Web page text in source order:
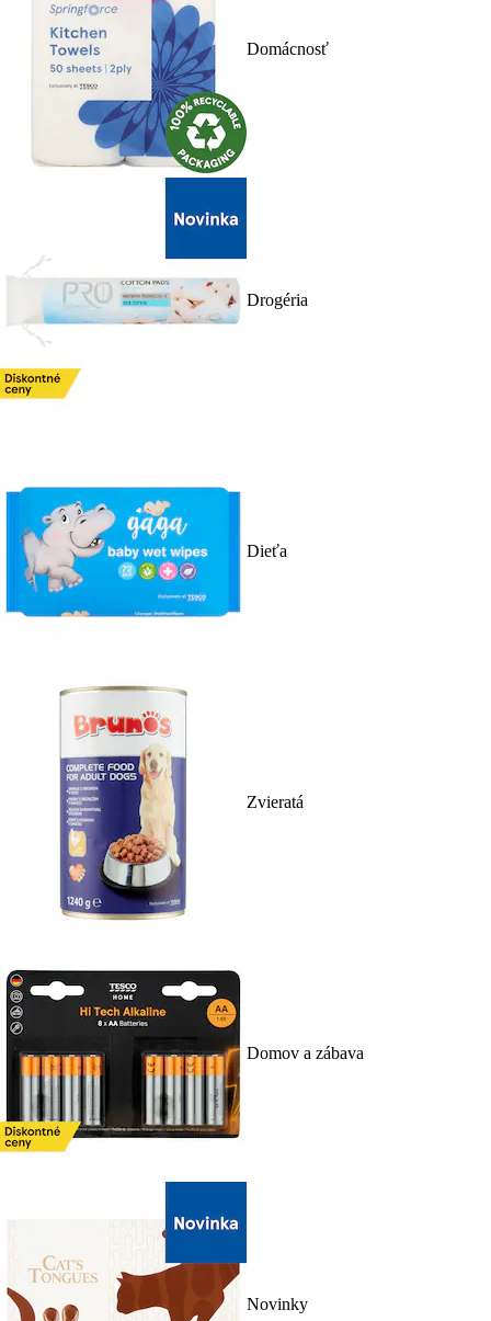
Domácnosť
Drogéria
Dieťa
Zvieratá
Domov a zábava
Novinky